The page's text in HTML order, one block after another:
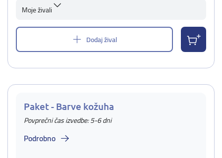
Moje živali
Dodaj žival
Paket - Barve kožuha
Povprečni čas izvedbe: 5-6 dni
Podrobno